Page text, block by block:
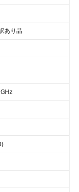
あり品